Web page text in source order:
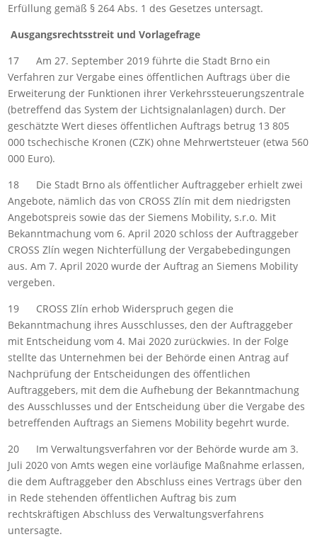
Erfüllung gemäß § 264 Abs. 1 des Gesetzes untersagt.
Ausgangsrechtsstreit und Vorlagefrage
17 Am 27. September 2019 führte die Stadt Brno ein
Verfahren zur Vergabe eines öffentlichen Auftrags über die
Erweiterung der Funktionen ihrer Verkehrssteuerungszentrale
(betreffend das System der Lichtsignalanlagen) durch. Der
geschätzte Wert dieses öffentlichen Auftrags betrug 13 805
000 tschechische Kronen (CZK) ohne Mehrwertsteuer (etwa 560
000 Euro).
18 Die Stadt Brno als öffentlicher Auftraggeber erhielt zwei
Angebote, nämlich das von CROSS Zlín mit dem niedrigsten
Angebotspreis sowie das der Siemens Mobility, s.r.o. Mit
Bekanntmachung vom 6. April 2020 schloss der Auftraggeber
CROSS Zlín wegen Nichterfüllung der Vergabebedingungen
aus. Am 7. April 2020 wurde der Auftrag an Siemens Mobility
vergeben.
19 CROSS Zlín erhob Widerspruch gegen die
Bekanntmachung ihres Ausschlusses, den der Auftraggeber
mit Entscheidung vom 4. Mai 2020 zurückwies. In der Folge
stellte das Unternehmen bei der Behörde einen Antrag auf
Nachprüfung der Entscheidungen des öffentlichen
Auftraggebers, mit dem die Aufhebung der Bekanntmachung
des Ausschlusses und der Entscheidung über die Vergabe des
betreffenden Auftrags an Siemens Mobility begehrt wurde.
20 Im Verwaltungsverfahren vor der Behörde wurde am 3.
Juli 2020 von Amts wegen eine vorläufige Maßnahme erlassen,
die dem Auftraggeber den Abschluss eines Vertrags über den
in Rede stehenden öffentlichen Auftrag bis zum
rechtskräftigen Abschluss des Verwaltungsverfahrens
untersagte.